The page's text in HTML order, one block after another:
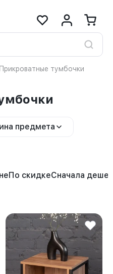
Прикроватные тумбочки
предмета
По скидкеСначала